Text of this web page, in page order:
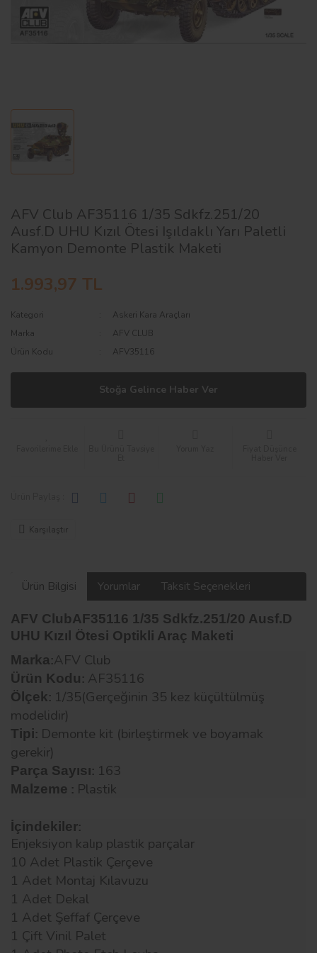
AFV Club AF35116 1/35 Sdkfz.251/20
Ausf.D UHU Kızıl Ötesi Işıldaklı Yarı Paletli
Kamyon Demonte Plastik Maketi
1.993,97 TL
Kategori
Askeri Kara Araçları
Marka
AFV CLUB
Ürün Kodu
AFV35116
Stoğa Gelince Haber Ver
Karşılaştır
Ürün Bilgisi Yorumlar Taksit Seçenekleri
AFV ClubAF35116 1/35 Sdkfz.251/20 Ausf.D
UHU Kızıl Ötesi Optikli Araç Maketi
Marka:AFV Club
Ürün Kodu : AF35116
Ölçek : 1/35(Gerçeğinin 35 kez küçültülmüş
modelidir)
Tipi: Demonte kit (birleştirmek ve boyamak
gerekir)
Parça Sayısı: 163
Malzeme : Plastik
İçindekiler:
Enjeksiyon kalıp plastik parçalar
10 Adet Plastik Çerçeve
1 Adet Montaj Kılavuzu
1 Adet Dekal
1 Adet Şeffaf Çerçeve
1 Çift Vinil Palet
AĞAÇ ve ÇALILAR
TEKNİK KİTAP ve KATALOGLAR